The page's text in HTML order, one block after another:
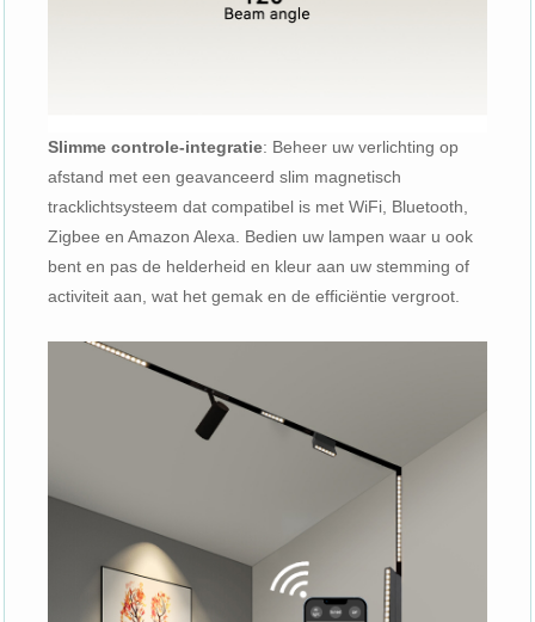
Slimme controle-integratie: Beheer uw verlichting op
afstand met een geavanceerd slim magnetisch
tracklichtsysteem dat compatibel is met WiFi, Bluetooth,
Zigbee en Amazon Alexa. Bedien uw lampen waar u ook
bent en pas de helderheid en kleur aan uw stemming of
activiteit aan, wat het gemak en de efficiëntie vergroot.